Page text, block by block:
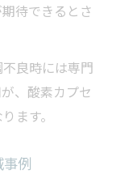
待できるとさ
良時には専門
、酸素カプセ
ます。
例